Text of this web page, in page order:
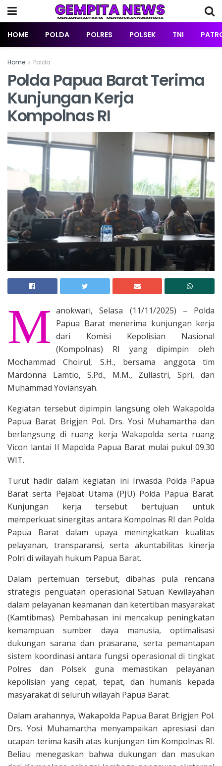
HOME POLDA POLRES POLSEK TNI
Home Polda
Polda Papua Barat Terima
Kunjungan Kerja
Kompolnas RI
M anokwari, Selasa (11/11/2025) – Polda
Papua Barat menerima kunjungan kerja
dari Komisi Kepolisian Nasional
(Kompolnas) RI yang dipimpin oleh
Mochammad Choirul, S.H., bersama anggota tim
Mardonna Lamtio, S.Pd., M.M., Zullastri, Spri, dan
Muhammad Yoviansyah.
Kegiatan tersebut dipimpin langsung oleh Wakapolda
Papua Barat Brigjen Pol. Drs. Yosi Muhamartha dan
berlangsung di ruang kerja Wakapolda serta ruang
Vicon lantai II Mapolda Papua Barat mulai pukul 09.30
WIT.
Turut hadir dalam kegiatan ini Irwasda Polda Papua
Barat serta Pejabat Utama (PJU) Polda Papua Barat.
Kunjungan kerja tersebut bertujuan untuk
memperkuat sinergitas antara Kompolnas RI dan Polda
Papua Barat dalam upaya meningkatkan kualitas
pelayanan, transparansi, serta akuntabilitas kinerja
Polri di wilayah hukum Papua Barat.
Dalam pertemuan tersebut, dibahas pula rencana
strategis penguatan operasional Satuan Kewilayahan
dalam pelayanan keamanan dan ketertiban masyarakat
(Kamtibmas). Pembahasan ini mencakup peningkatan
kemampuan sumber daya manusia, optimalisasi
dukungan sarana dan prasarana, serta pemantapan
sistem koordinasi antara fungsi operasional di tingkat
Polres dan Polsek guna memastikan pelayanan
kepolisian yang cepat, tepat, dan humanis kepada
masyarakat di seluruh wilayah Papua Barat.
Dalam arahannya, Wakapolda Papua Barat Brigjen Pol.
Drs. Yosi Muhamartha menyampaikan apresiasi dan
ucapan terima kasih atas kunjungan tim Kompolnas RI.
Beliau menegaskan bahwa dukungan dan masukan